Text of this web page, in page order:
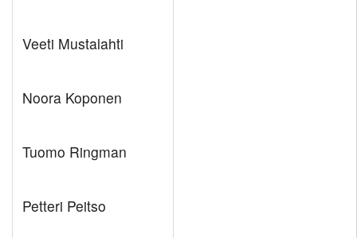
Veeti Mustalahti
Noora Koponen
Tuomo Ringman
Petteri Peitso